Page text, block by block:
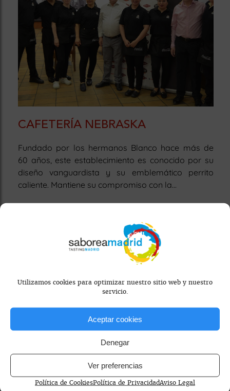
Utilizamos cookies para optimizar nuestro sitio web y nuestro
servicio.
Aceptar cookies
Denegar
Ver preferencias
Política de CookiesPolítica de PrivacidadAviso Legal
CAFETERÍA NEBRASKA
Fundado por los hermanos Blanco hace más de
60 años, este establecimiento es conocido por su
diseño vanguardista y su emblemático perrito
caliente. Mantiene su compromiso con la...